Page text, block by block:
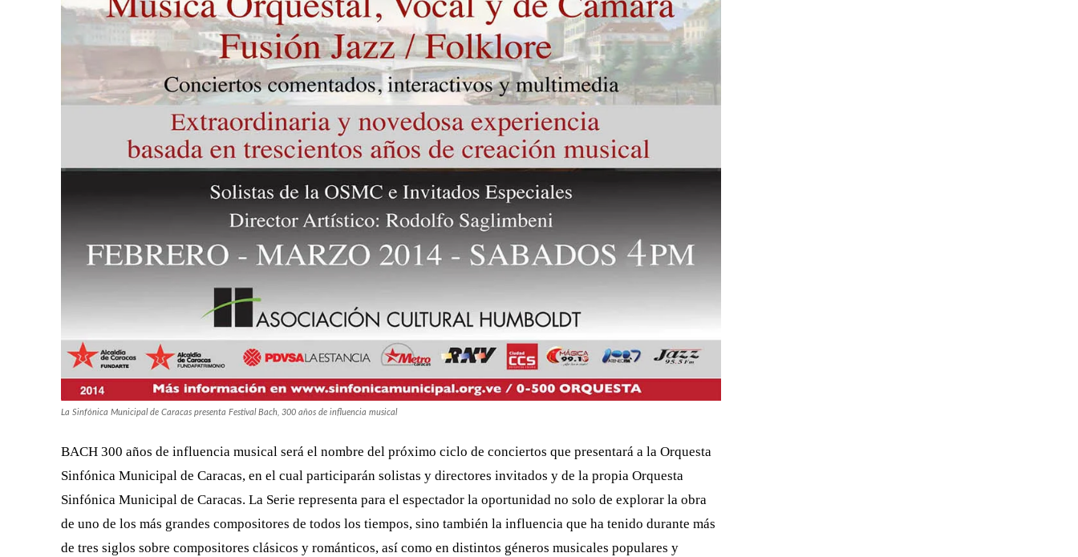
La Sinfónica Municipal de Caracas presenta Festival Bach, 300 años de influencia musical
BACH 300 años de influencia musical será el nombre del próximo ciclo de conciertos que presentará a la Orquesta
Sinfónica Municipal de Caracas, en el cual participarán solistas y directores invitados y de la propia Orquesta
Sinfónica Municipal de Caracas. La Serie representa para el espectador la oportunidad no solo de explorar la obra
de uno de los más grandes compositores de todos los tiempos, sino también la influencia que ha tenido durante más
de tres siglos sobre compositores clásicos y románticos, así como en distintos géneros musicales populares y